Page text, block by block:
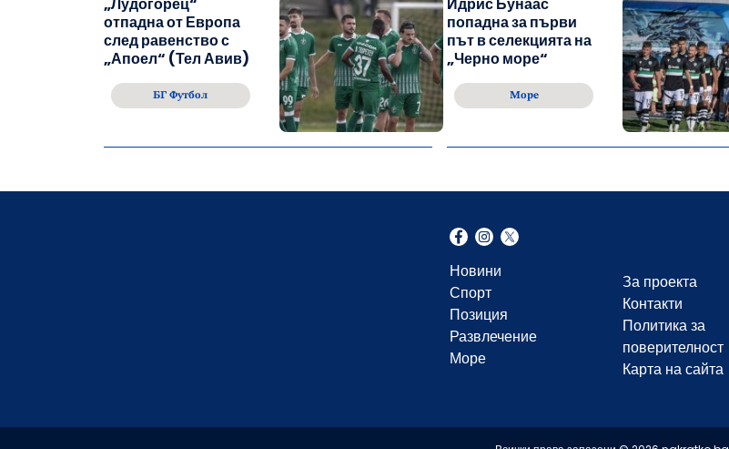
отпадна от Европа
след равенство с
„Апоел“ (Тел Авив)
БГ Футбол
попадна за първи
път в селекцията на
„Черно море“
Море
Новини
Спорт
Позиция
Развлечение
Море
За проекта
Контакти
Политика за
поверителност
Карта на сайта